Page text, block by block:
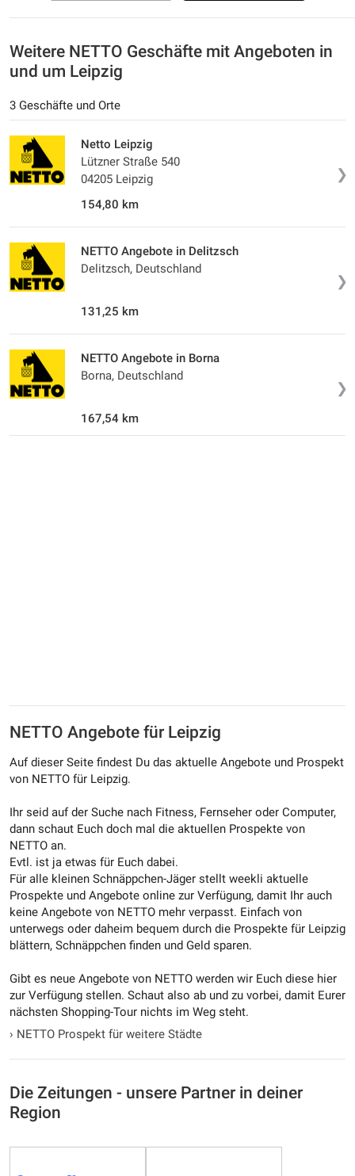
Weitere NETTO Geschäfte mit Angeboten in
und um Leipzig
3 Geschäfte und Orte
❯
Netto Leipzig
Lützner Straße 540
04205 Leipzig
154,80 km
❯
NETTO Angebote in Delitzsch
Delitzsch, Deutschland
131,25 km
❯
NETTO Angebote in Borna
Borna, Deutschland
167,54 km
NETTO Angebote für Leipzig
Auf dieser Seite findest Du das aktuelle Angebote und Prospekt
von NETTO für Leipzig.
Ihr seid auf der Suche nach Fitness, Fernseher oder Computer,
dann schaut Euch doch mal die aktuellen Prospekte von
NETTO an.
Evtl. ist ja etwas für Euch dabei.
Für alle kleinen Schnäppchen-Jäger stellt weekli aktuelle
Prospekte und Angebote online zur Verfügung, damit Ihr auch
keine Angebote von NETTO mehr verpasst. Einfach von
unterwegs oder daheim bequem durch die Prospekte für Leipzig
blättern, Schnäppchen finden und Geld sparen.
Gibt es neue Angebote von NETTO werden wir Euch diese hier
zur Verfügung stellen. Schaut also ab und zu vorbei, damit Eurer
nächsten Shopping-Tour nichts im Weg steht.
› NETTO Prospekt für weitere Städte
Die Zeitungen - unsere Partner in deiner
Region